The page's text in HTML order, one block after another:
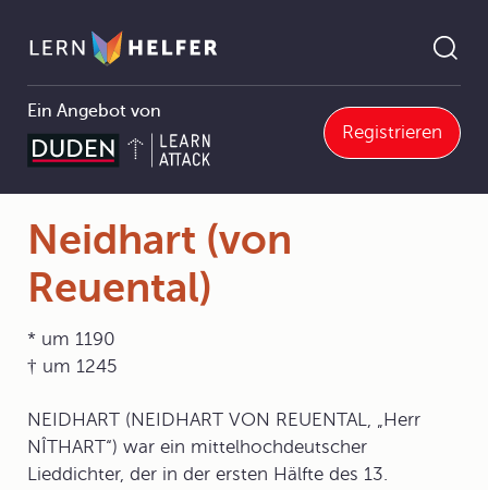
Ein Angebot von
Registrieren
Pfadnavigation
4 Musikgeschichte 4.2 Musik im europäischen Feudalismus (330 - 1580) 4.2.3 Weltliche Musik des Mittelalters Neidhart (von Reuental)
Neidhart (von
Reuental)
* um 1190
† um 1245
NEIDHART (NEIDHART VON REUENTAL, „Herr
NÎTHART“) war ein mittelhochdeutscher
Lieddichter, der in der ersten Hälfte des 13.